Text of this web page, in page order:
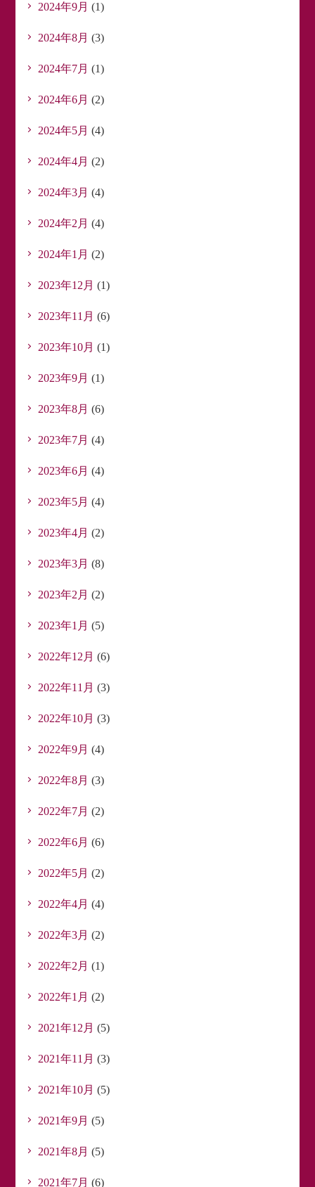
2024年9月 (1)
2024年8月 (3)
2024年7月 (1)
2024年6月 (2)
2024年5月 (4)
2024年4月 (2)
2024年3月 (4)
2024年2月 (4)
2024年1月 (2)
2023年12月 (1)
2023年11月 (6)
2023年10月 (1)
2023年9月 (1)
2023年8月 (6)
2023年7月 (4)
2023年6月 (4)
2023年5月 (4)
2023年4月 (2)
2023年3月 (8)
2023年2月 (2)
2023年1月 (5)
2022年12月 (6)
2022年11月 (3)
2022年10月 (3)
2022年9月 (4)
2022年8月 (3)
2022年7月 (2)
2022年6月 (6)
2022年5月 (2)
2022年4月 (4)
2022年3月 (2)
2022年2月 (1)
2022年1月 (2)
2021年12月 (5)
2021年11月 (3)
2021年10月 (5)
2021年9月 (5)
2021年8月 (5)
2021年7月 (6)